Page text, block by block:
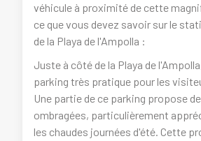
véhicule à proximité de cette
ce que vous devez savoir sur le
de la Playa de l'Ampolla :
Juste à côté de la Playa de
parking très pratique pour les
Une partie de ce parking propose
ombragées, particulièrement
les chaudes journées d'été. Cette